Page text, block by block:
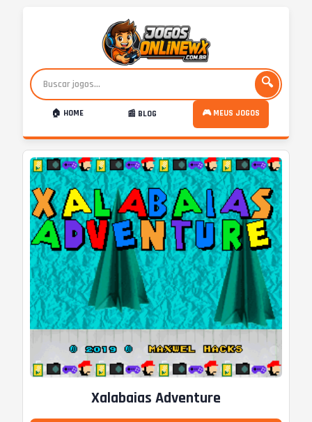
🔍
🏠 HOME 📰 BLOG 🎮 MEUS JOGOS
Xalabaias Adventure